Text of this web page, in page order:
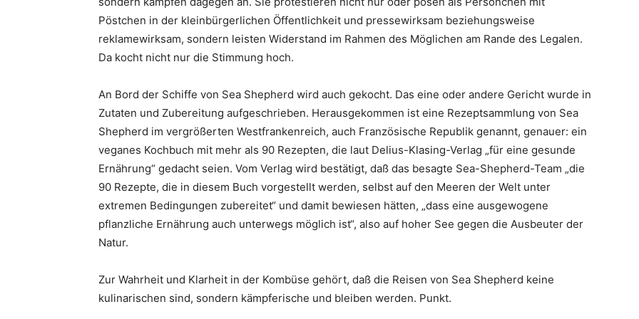
Pöstchen in der kleinbürgerlichen Öffentlichkeit und pressewirksam beziehungsweise
reklamewirksam, sondern leisten Widerstand im Rahmen des Möglichen am Rande des Legalen.
Da kocht nicht nur die Stimmung hoch.
An Bord der Schiffe von Sea Shepherd wird auch gekocht. Das eine oder andere Gericht wurde in
Zutaten und Zubereitung aufgeschrieben. Herausgekommen ist eine Rezeptsammlung von Sea
Shepherd im vergrößerten Westfrankenreich, auch Französische Republik genannt, genauer: ein
veganes Kochbuch mit mehr als 90 Rezepten, die laut Delius-Klasing-Verlag „für eine gesunde
Ernährung“ gedacht seien. Vom Verlag wird bestätigt, daß das besagte Sea-Shepherd-Team „die
90 Rezepte, die in diesem Buch vorgestellt werden, selbst auf den Meeren der Welt unter
extremen Bedingungen zubereitet“ und damit bewiesen hätten, „dass eine ausgewogene
pflanzliche Ernährung auch unterwegs möglich ist“, also auf hoher See gegen die Ausbeuter der
Natur.
Zur Wahrheit und Klarheit in der Kombüse gehört, daß die Reisen von Sea Shepherd keine
kulinarischen sind, sondern kämpferische und bleiben werden. Punkt.